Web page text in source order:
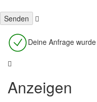
Deine Anfrage
Anzeigen